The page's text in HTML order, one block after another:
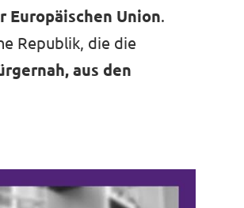
Europäischen Union.
Republik, die die
aus den